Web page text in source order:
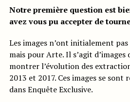
Notre première question est
avez vous pu accepter de
Les images n’ont initialement
mais pour Arte. Il s’agit d’images
montrer l’évolution des
2013 et 2017. Ces images se sont
dans Enquête Exclusive.